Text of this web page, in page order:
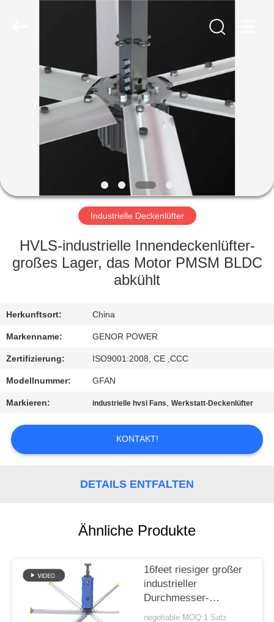
HAUS
PRODUKTE
ÜBER
FABRIK-
AUSFLUG
QUALITÄTSKONTROLLE
SIE
MIT
UNS
IN
VERBINDUNG
FORDERN
SIE EIN
PRIVACY
POLICY
Industrielle Deckenlüfter
HVLS-industrielle Innendeckenlüfter-
großes Lager, das Motor PMSM BLDC
abkühlt
Herkunftsort: China
Markenname: GENOR POWER
Zertifizierung: ISO9001:2008, CE ,CCC
Modellnummer: GFAN
Markieren: industrielle hvsl Fans,Werkstatt-Deckenlüfter
KONTAKT!
DETAILS ENTFALTEN
Ähnliche Produkte
16feet riesiger großer
industrieller
Durchmesser-
negotiable MOQ:1 Satz